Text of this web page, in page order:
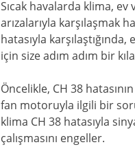
Sıcak havalarda klima,
arızalarıyla karşılaşmak
hatasıyla
için size adım adım bir
Öncelikle, CH 38
fan motoruyla ilgili bir
klima CH 38 hatasıyla
çalışmasını engeller.